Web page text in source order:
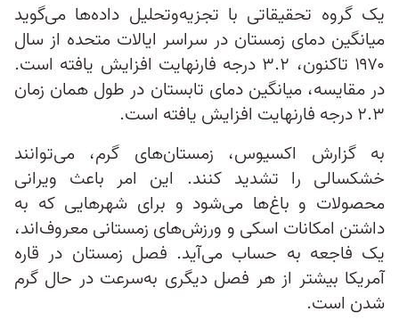
یک گروه تحقیقاتی با تجزیه‌و‌تحلیل داده‌ها می‌گوید
میانگین دمای زمستان در سراسر ایالات متحده از سال
۱۹۷۰ تاکنون، ۳.۲ درجه فارنهایت افزایش یافته است.
در مقایسه، میانگین دمای تابستان در طول همان زمان
۲.۳ درجه فارنهایت افزایش یافته است.
به گزارش اکسیوس، زمستان‌های گرم، می‌توانند
خشکسالی را تشدید کنند. این امر باعث ویرانی
محصولات و باغ‌ها می‌شود و برای شهرهایی که به
داشتن امکانات اسکی و ورزش‌های زمستانی معروف‌اند،
یک فاجعه به حساب می‌آید. فصل زمستان در قاره
آمریکا بیشتر از هر فصل دیگری به‌سرعت در حال گرم
شدن است.